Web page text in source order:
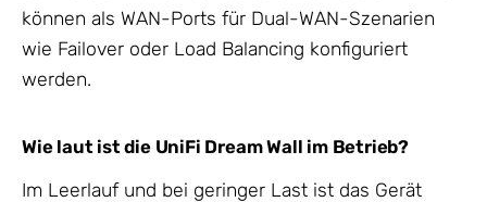
können als WAN-Ports für Dual-WAN-Szenarien
wie Failover oder Load Balancing konfiguriert
werden.
Wie laut ist die UniFi Dream Wall im Betrieb?
Im Leerlauf und bei geringer Last ist das Gerät